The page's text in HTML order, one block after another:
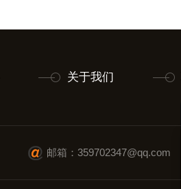
关于我们
邮箱：359702347@qq.com